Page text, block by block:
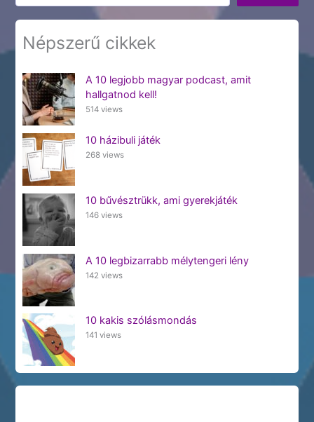
Népszerű cikkek
A 10 legjobb magyar podcast, amit
hallgatnod kell!
514 views
10 házibuli játék
268 views
10 bűvésztrükk, ami gyerekjáték
146 views
A 10 legbizarrabb mélytengeri lény
142 views
10 kakis szólásmondás
141 views